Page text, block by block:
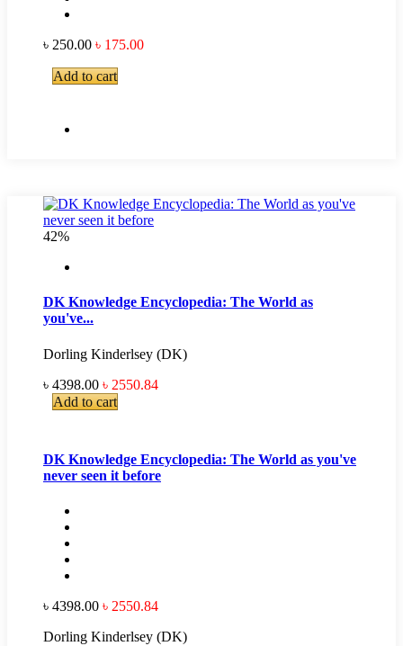
৳ 250.00 ৳ 175.00
Add to cart
42%
DK Knowledge Encyclopedia: The World as
you've...
Dorling Kinderlsey (DK)
৳ 4398.00 ৳ 2550.84
Add to cart
DK Knowledge Encyclopedia: The World as you've
never seen it before
৳ 4398.00 ৳ 2550.84
Dorling Kinderlsey (DK)